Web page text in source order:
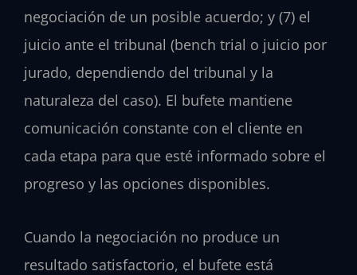
negociación de un posible acuerdo; y (7) el
juicio ante el tribunal (bench trial o juicio por
jurado, dependiendo del tribunal y la
naturaleza del caso). El bufete mantiene
comunicación constante con el cliente en
cada etapa para que esté informado sobre el
progreso y las opciones disponibles.
Cuando la negociación no produce un
resultado satisfactorio, el bufete está